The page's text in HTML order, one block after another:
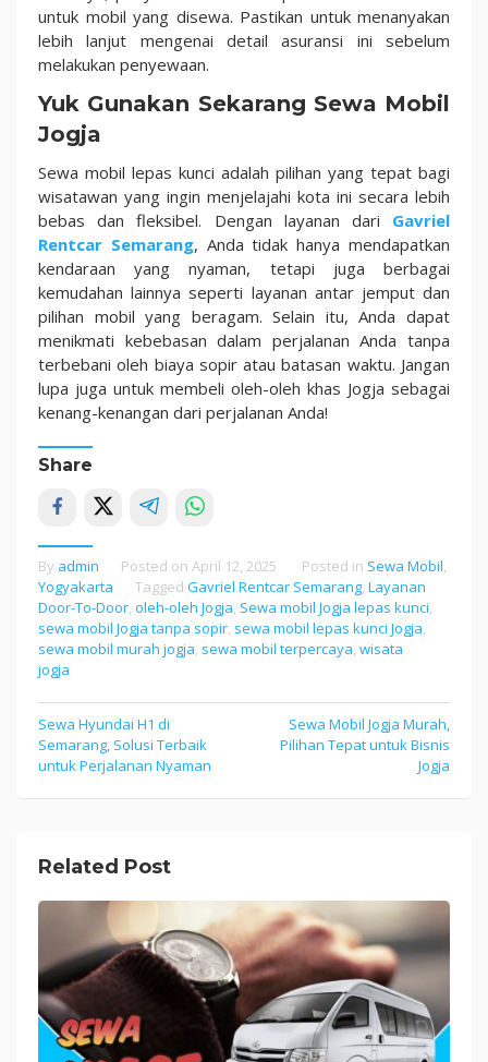
untuk mobil yang disewa. Pastikan untuk menanyakan
lebih lanjut mengenai detail asuransi ini sebelum
melakukan penyewaan.
Yuk Gunakan Sekarang Sewa Mobil
Jogja
Sewa mobil lepas kunci adalah pilihan yang tepat bagi
wisatawan yang ingin menjelajahi kota ini secara lebih
bebas dan fleksibel. Dengan layanan dari Gavriel
Rentcar Semarang, Anda tidak hanya mendapatkan
kendaraan yang nyaman, tetapi juga berbagai
kemudahan lainnya seperti layanan antar jemput dan
pilihan mobil yang beragam. Selain itu, Anda dapat
menikmati kebebasan dalam perjalanan Anda tanpa
terbebani oleh biaya sopir atau batasan waktu. Jangan
lupa juga untuk membeli oleh-oleh khas Jogja sebagai
kenang-kenangan dari perjalanan Anda!
Share
By admin Posted on April 12, 2025 Posted in Sewa Mobil,
Yogyakarta
Tagged Gavriel Rentcar Semarang, Layanan
Door-To-Door, oleh-oleh Jogja, Sewa mobil Jogja lepas kunci,
sewa mobil Jogja tanpa sopir, sewa mobil lepas kunci Jogja,
sewa mobil murah jogja, sewa mobil terpercaya, wisata
jogja
Post
navigation
Sewa Hyundai H1 di
Semarang, Solusi Terbaik
untuk Perjalanan Nyaman
Sewa Mobil Jogja Murah,
Pilihan Tepat untuk Bisnis
Jogja
Related Post